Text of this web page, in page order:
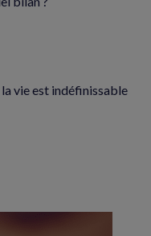
la vie est indéfinissable